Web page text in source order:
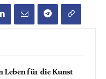
Leben für die Kunst